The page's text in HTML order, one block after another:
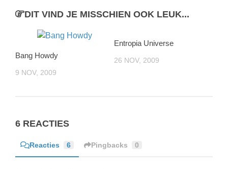
DIT VIND JE MISSCHIEN OOK LEUK...
Bang Howdy
9 NOV, 2009
Entropia Universe
26 NOV, 2009
6 REACTIES
Reacties 6 Pingbacks 0